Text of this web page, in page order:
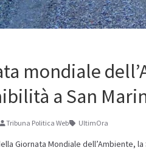
mondiale
a San
Tribuna Politica Web UltimOra
Giornata Mondiale dell’Ambiente,